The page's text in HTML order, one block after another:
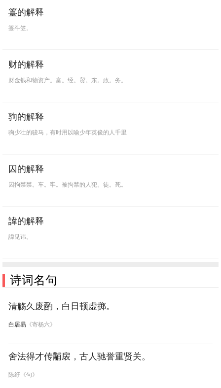
籉的解释
籉斗笠。
财的解释
财金钱和物资产。富。经。贸。东。政。务。
驹的解释
驹少壮的骏马，有时用以喻少年英俊的人千里
囚的解释
囚拘禁禁。车。牢。被拘禁的人犯。徒。死。
諱的解释
諱见讳。
诗词名句
清觞久废酌，白日顿虚掷。
白居易《寄杨六》
舍法得才传黼扆，古人驰誉重贤关。
陈纡《句》